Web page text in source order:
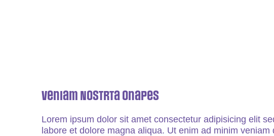
Veniam Nostrta Onapes
Lorem ipsum dolor sit amet consectetur adipisicing elit
labore et dolore magna aliqua. Ut enim ad minim